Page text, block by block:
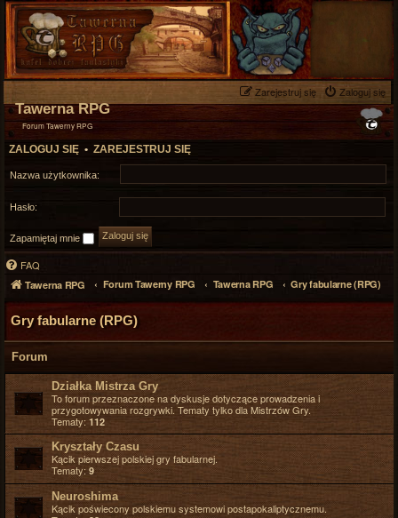
Zaloguj się
Zarejestruj się
Tawerna RPG
Forum Tawerny RPG
ZALOGUJ SIĘ • ZAREJESTRUJ SIĘ
Nazwa użytkownika:
Hasło:
Zapamiętaj mnie
FAQ
Tawerna RPG Forum Tawerny RPG Tawerna RPG Gry fabularne (RPG)
Gry fabularne (RPG)
Forum
Działka Mistrza Gry
To forum przeznaczone na dyskusje dotyczące prowadzenia i
przygotowywania rozgrywki. Tematy tylko dla Mistrzów Gry.
Tematy: 112
Kryształy Czasu
Kącik pierwszej polskiej gry fabularnej.
Tematy: 9
Neuroshima
Kącik poświecony polskiemu systemowi postapokaliptycznemu.